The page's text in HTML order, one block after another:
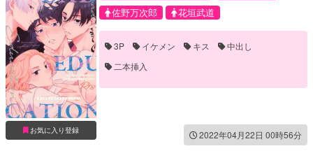
お気に入り登録
佐野万次郎
花垣武道
3P イケメン キス
中出し
二本挿入
2022年04月22日 00時56分